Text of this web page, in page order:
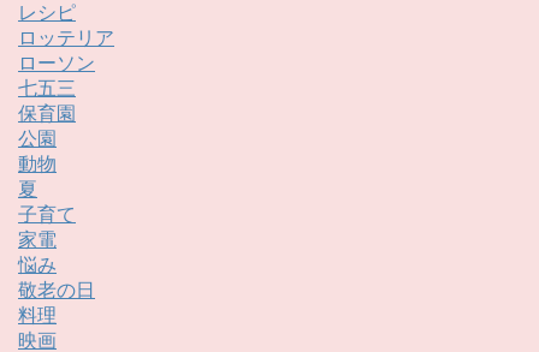
レシピ
ロッテリア
ローソン
七五三
保育園
公園
動物
夏
子育て
家電
悩み
敬老の日
料理
映画